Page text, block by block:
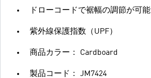
ドローコードで裾幅の調節が可能
紫外線保護指数（UPF）
商品カラー： Cardboard
製品コード： JM7424